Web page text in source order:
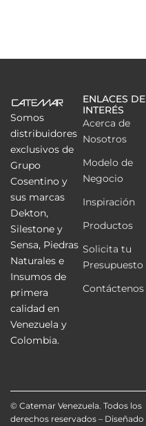
Somos
distribuidores
exclusivos de
Grupo
Cosentino y
sus marcas
Dekton,
Silestone y
Sensa, Piedras
Naturales e
Insumos de
primera
calidad en
Venezuela y
Colombia.
ENLACES DE
INTERÉS
Acerca de
Nosotros
Modelo de
Negocio
Inspiración
Productos
Solicita tu
Presupuesto
Contáctenos
© Catemar Venezuela. Todos los
derechos reservados – Diseñado